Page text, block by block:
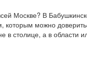
Москве? В
которым можно
в столице, а в области